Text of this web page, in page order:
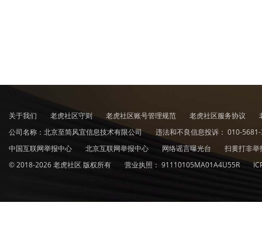
关于我们 老虎社区守则 老虎社区账号管理规范 老虎社区服务协议
公司名称：北京至简风宜信息技术有限公司
违法和不良信息投诉： 010-
中国互联网举报中心
北京互联网举报中心 网络谣言曝光台
扫黄打非
© 2018-2026 老虎社区 版权所有
营业执照： 91110105MA01A4U55R